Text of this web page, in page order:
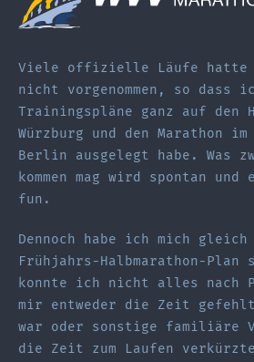
Viele offizielle Läufe hatte
nicht vorgenommen, so dass
Trainingspläne ganz auf den
Würzburg und den Marathon
Berlin ausgelegt habe. Was
kommen mag wird spontan
fun.
Dennoch habe ich mich
Frühjahrs-Halbmarathon-Plan
konnte ich nicht alles nach
mir entweder die Zeit
war oder sonstige familiäre
die Zeit zum Laufen